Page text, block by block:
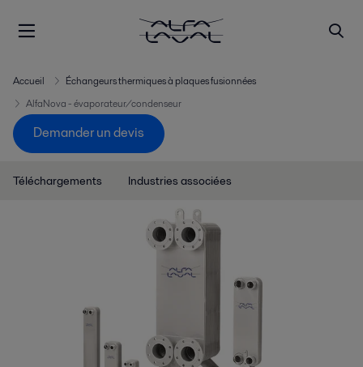
Accueil
Échangeurs thermiques à plaques fusionnées
AlfaNova - évaporateur/condenseur
Demander un devis
Téléchargements Industries associées